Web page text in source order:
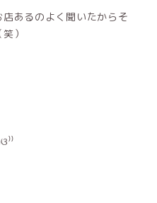
あるのよく聞いたからそ
）